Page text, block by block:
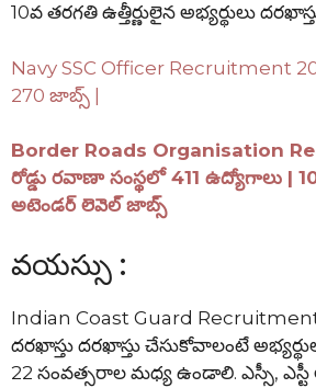
10వ తరగతి ఉత్తీర్ణులైన అభ్యర్థులు
Navy SSC Officer Recruitment
270 జాబ్స్ |
Border Roads Organisation
రోడ్డు రవాణా సంస్థలో 411 ఉద్యోగాలు |
అటెండర్ లెవెల్ జాబ్స్
వయస్సు :
Indian Coast Guard Recruitment
దరఖాస్తు దరఖాస్తు చేసుకోవాలంటే
22 సంవత్సరాల మధ్య ఉండాలి. ఎస్సీ, ఎస్టీ